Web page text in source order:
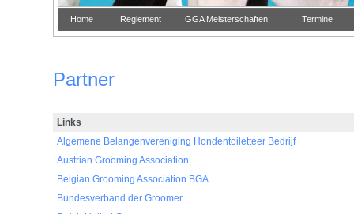
Home Reglement GGA Meisterschaften Termine
Partner
Links
Algemene Belangenvereniging Hondentoiletteer Bedrijf
Austrian Grooming Association
Belgian Grooming Association BGA
Bundesverband der Groomer